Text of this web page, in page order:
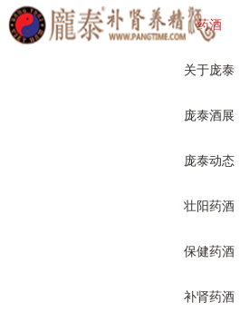
药酒
关于庞泰
庞泰酒展
庞泰动态
壮阳药酒
保健药酒
补肾药酒